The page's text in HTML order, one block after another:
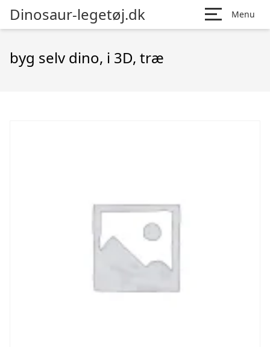
Dinosaur-legetøj.dk Menu
byg selv dino, i 3D, træ